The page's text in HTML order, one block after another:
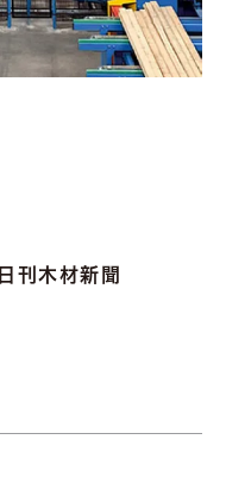
日刊木材新聞